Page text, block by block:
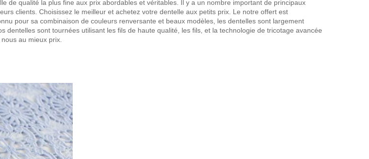
de qualité la plus fine aux prix abordables et véritables. Il y a un nombre important de principaux
clients. Choisissez le meilleur et achetez votre dentelle aux petits prix. Le notre offert est
pour sa combinaison de couleurs renversante et beaux modèles, les dentelles sont largement
sont tournées utilisant les fils de haute qualité, les fils, et la technologie de tricotage avancée
au mieux prix.